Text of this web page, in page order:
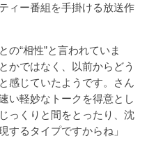
ィー番組を手掛ける放送作
の“相性”と言われていま
かではなく、以前からどう
感じていたようです。さん
い軽妙なトークを得意とし
っくりと間をとったり、沈
するタイプですからね」